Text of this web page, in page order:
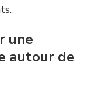
une
autour de